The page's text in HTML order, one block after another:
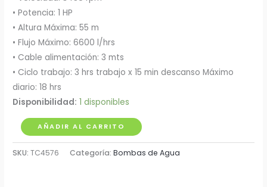
• Potencia: 1 HP
• Altura Máxima: 55 m
• Flujo Máximo: 6600 l/hrs
• Cable alimentación: 3 mts
• Ciclo trabajo: 3 hrs trabajo x 15 min descanso Máximo
diario: 18 hrs
Disponibilidad: 1 disponibles
Bomba
Sumergible
Acero
AÑADIR AL CARRITO
SKU:TC4576 Categoría:Bombas de Agua